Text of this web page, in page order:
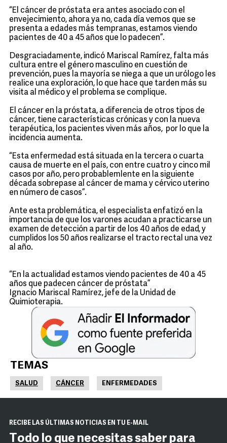
“El cáncer de próstata era antes asociado con el
envejecimiento, ahora ya no, cada día vemos que se
presenta a edades más tempranas, estamos viendo
pacientes de 40 a 45 años que lo padecen”.
Desgraciadamente, indicó Mariscal Ramírez, falta más
cultura entre el género masculino en cuestión de
prevención, pues la mayoría se niega a que un urólogo les
realice una exploración, lo que hace que tarden más su
visita al médico y el problema se complique.
El cáncer en la próstata, a diferencia de otros tipos de
cáncer, tiene características crónicas y con la nueva
terapéutica, los pacientes viven más años, por lo que la
incidencia aumenta.
“Esta enfermedad está situada en la tercera o cuarta
causa de muerte en el país, con entre cuatro y cinco mil
casos por año, pero probablemlente en la siguiente
década sobrepase al cáncer de mama y cérvico uterino
en número de casos”.
Ante esta problemática, el especialista enfatizó en la
importancia de que los varones acudan a practicarse un
examen de detección a partir de los 40 años de edad, y
cumplidos los 50 años realizarse el tracto rectal una vez
al año.
“En la actualidad estamos viendo pacientes de 40 a 45
años que padecen cáncer de próstata”
Ignacio Mariscal Ramírez, jefe de la Unidad de
Quimioterapia.
TEMAS
SALUD CÁNCER ENFERMEDADES
RECIBE LAS ÚLTIMAS NOTICIAS EN TU E-MAIL
Todo lo que necesitas saber para